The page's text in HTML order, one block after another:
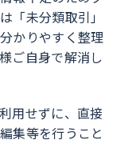
「未分類取引」
かりやすく整理
ご自身で解消し
用せずに、直接
集等を行うこと